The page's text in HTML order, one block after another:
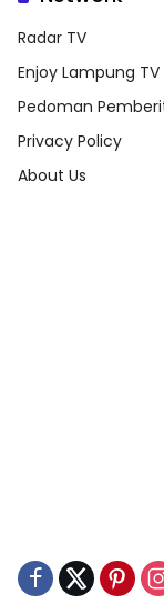
Radar TV
Enjoy Lampung TV
Pedoman
Privacy Policy
About Us